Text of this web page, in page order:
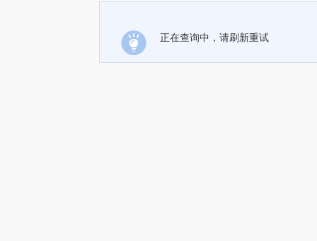
正在查询中，请刷新重试